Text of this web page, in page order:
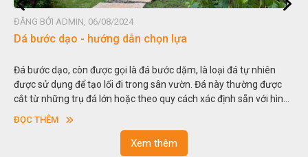
ĐĂNG BỞI ADMIN, 06/08/2024
Dá bước dạo - hướng dẫn chọn lựa
Đá bước dạo, còn được gọi là đá bước dặm, là loại đá tự nhiên
được sử dụng để tạo lối đi trong sân vườn. Đá này thường được
cắt từ những trụ đá lớn hoặc theo quy cách xác định sẵn với hình
vuông hoặc hình chữ nhật và có độ dày khác nhau.
ĐỌC THÊM
Xem thêm